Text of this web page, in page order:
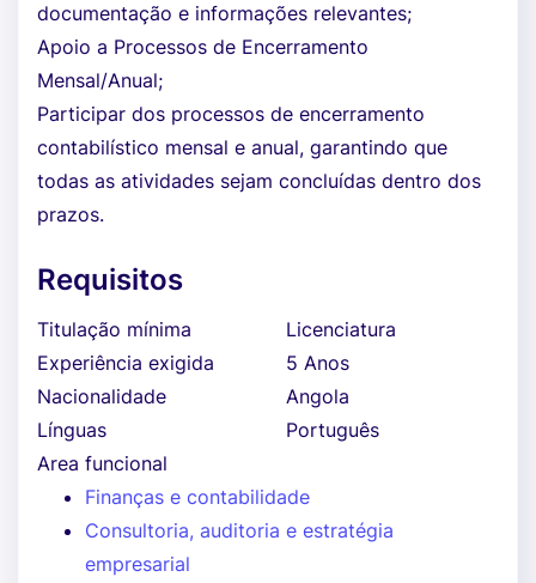
documentação e informações relevantes;
Apoio a Processos de Encerramento
Mensal/Anual;
Participar dos processos de encerramento
contabilístico mensal e anual, garantindo que
todas as atividades sejam concluídas dentro dos
prazos.
Requisitos
Titulação mínima
Licenciatura
Experiência exigida
5 Anos
Nacionalidade
Angola
Línguas
Português
Area funcional
Finanças e contabilidade
Consultoria, auditoria e estratégia
empresarial